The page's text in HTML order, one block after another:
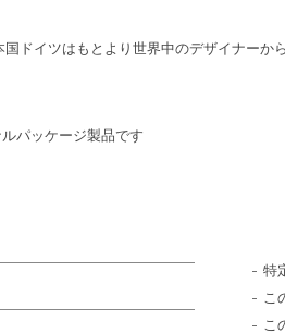
ドイツはもとより世界中のデザイナーか
パッケージ製品です
特
こ
こ